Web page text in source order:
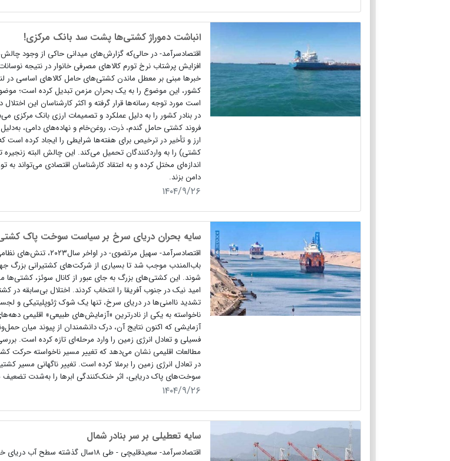
انباشت دموراژ کشتی‌ها پشت سد بانک مرکزی!
اقتصادسرآمد- در حالی‌که گزارش‌های میدانی حاکی از وجود
افزایش پرشتاب نرخ تورم کالاهای مصرفی خانوار در نتیجه
خبرها مبنی بر معطل ماندن کشتی‌های حامل کالاهای اساسی در
کشور، این موضوع را به یک بحران مزمن تبدیل کرده است؛
است مورد توجه رسانه‌ها قرار گرفته و اکثر کارشناسان این
در بنادر کشور را به دلیل عملکرد و تصمیمات ارزی بانک مرکزی
فروند کشتی حامل گندم، ذرت، روغن‌خام و نهاده‌های دامی،
ارز و تأخیر در ترخیص برای هفته‌ها شرایطی را ایجاد کرده است
کشتی) را به واردکنندگان تحمیل می‌کند. این چالش البته زنجیره
اندازه‌ای مختل کرده و به اعتقاد کارشناسان اقتصادی می‌تواند به
دامن بزند.
۱۴۰۴/۹/۲۶
سایه بحران دریای سرخ بر سیاست سوخت پاک
اقتصادسرآمد- سهیل مرتضوی- در
باب‌المندب موجب شد تا بسیاری از شرکت‌های کشتیرانی بزرگ
شوند. این کشتی‌های بزرگ به جای عبور از کانال سوئز، کشتی‌ها
امید نیک در جنوب آفریقا را انتخاب کردند. اختلال بی‌سابقه در
تشدید ناامنی‌ها در دریای سرخ، تنها یک شوک ژئوپلیتیکی و
ناخواسته به یکی از نادرترین «آزمایش‌های طبیعی» اقلیمی
آزمایشی که اکنون نتایج آن، درک دانشمندان از پیوند میان
فسیلی و تعادل انرژی زمین را وارد مرحله‌ای تازه کرده است.
مطالعات اقلیمی نشان می‌دهد که تغییر مسیر ناخواسته حرکت
در تعادل انرژی زمین را برملا کرده است. تغییر ناگهانی مسیر
سوخت‌های پاک دریایی، اثر خنک‌کنندگی ابرها را به‌شدت تضعیف
۱۴۰۴/۹/۲۶
سایه تعطیلی بر سر بنادر شمال